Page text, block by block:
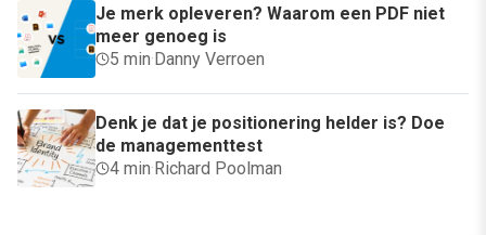
Je merk opleveren? Waarom een PDF niet
meer genoeg is
5 min·Danny Verroen
Denk je dat je positionering helder is? Doe
de managementtest
4 min·Richard Poolman